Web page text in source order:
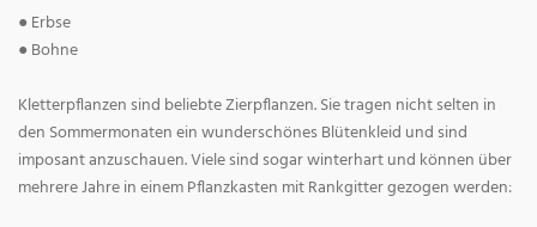
● Erbse
● Bohne
Kletterpflanzen sind beliebte Zierpflanzen. Sie tragen nicht selten in
den Sommermonaten ein wunderschönes Blütenkleid und sind
imposant anzuschauen. Viele sind sogar winterhart und können über
mehrere Jahre in einem Pflanzkasten mit Rankgitter gezogen werden: